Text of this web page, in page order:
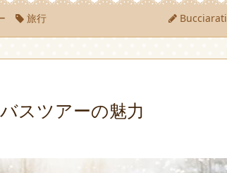
旅行 Bucciarati
スツアーの魅力